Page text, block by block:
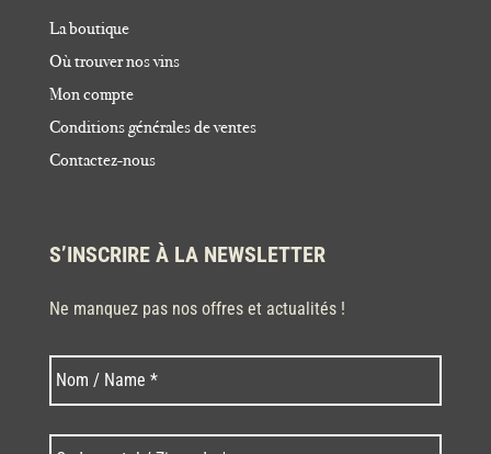
La boutique
Où trouver nos vins
Mon compte
Conditions générales de ventes
Contactez-nous
S’INSCRIRE À LA NEWSLETTER
Ne manquez pas nos offres et actualités !
Nom * Nom